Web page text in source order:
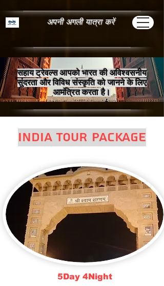
अपनी अगली यात्रा करें
सहाय ट्रेवल्स आपको भारत की अविश्वसनीय
सुंदरता और विविध संस्कृति को जानने के लिए
आमंत्रित करता है।
India Tour Package
5Day 4Night